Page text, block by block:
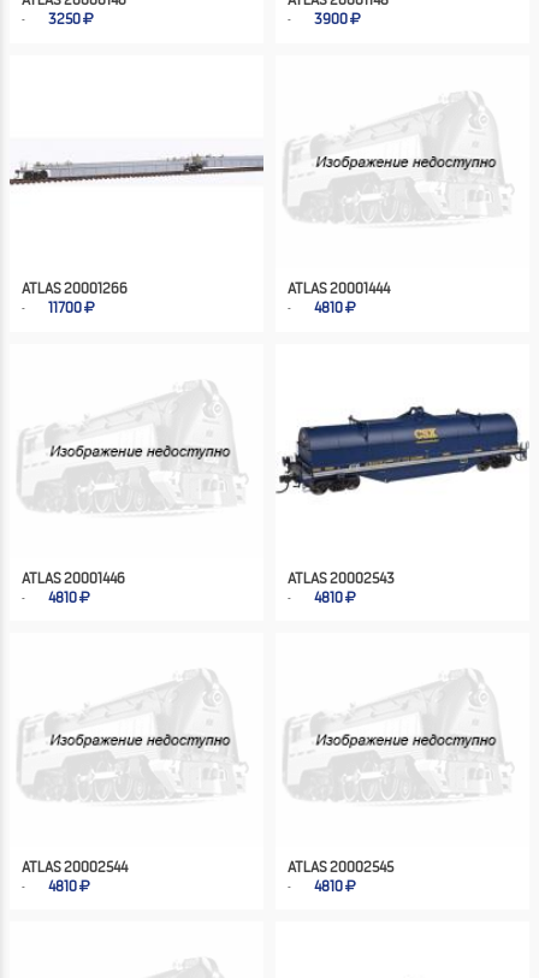
3250
3900
ATLAS 20001266
11700
ATLAS 20001444
4810
ATLAS 20001446
4810
ATLAS 20002543
4810
ATLAS 20002544
4810
ATLAS 20002545
4810